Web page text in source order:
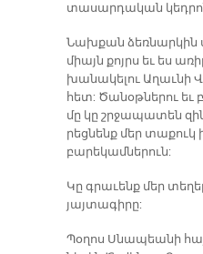
տա­սար­դա­կան
Նախ­քան ձեռ­նար­կին
միայն քոյրս եւ ես
խա­նա­կե­լու
հետ: Ծա­նօթ­նե­րու եւ
մը կը շրջա­պա­տեն
րեց­նենք մեր տա­քուկ
բա­րե­կամ­նե­րուն:
Կը գրա­ւենք մեր
յայ­տա­գի­րը:
Պօ­ղոս Սնա­պեա­նի